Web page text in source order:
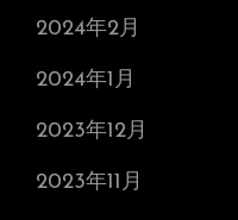
2024年2月
2024年1月
2023年12月
2023年11月